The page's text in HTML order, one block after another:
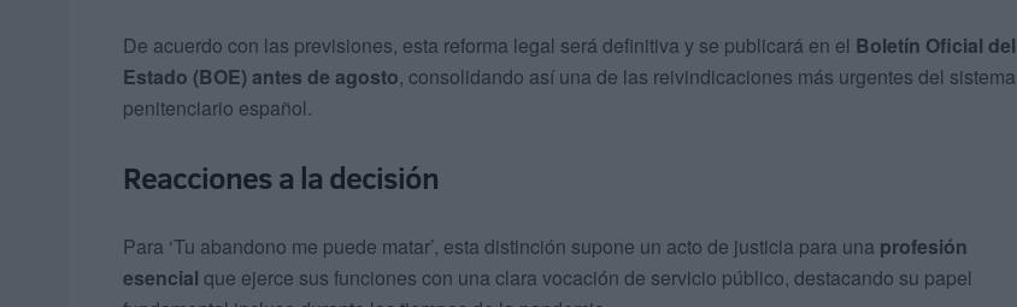
De acuerdo con las previsiones, esta reforma legal será definitiva y se publicará en el Boletín Oficial del
Estado (BOE) antes de agosto, consolidando así una de las reivindicaciones más urgentes del sistema
penitenciario español.
Reacciones a la decisión
Para ‘Tu abandono me puede matar’, esta distinción supone un acto de justicia para una profesión
esencial que ejerce sus funciones con una clara vocación de servicio público, destacando su papel